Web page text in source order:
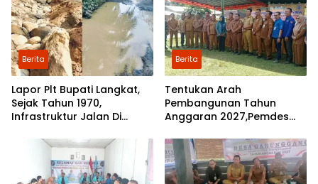
Berita
Lapor Plt Bupati Langkat,
Sejak Tahun 1970,
Infrastruktur Jalan Di
Diperhatikan Pemerintah
Kabupaten Langkat
Berita
Tentukan Arah
Pembangunan Tahun
Anggaran 2027,Pemdes
Musrenbang